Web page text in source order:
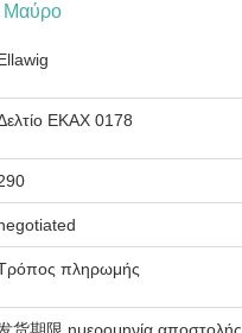
Μαύρο
ΕΚΑΧ 0178
πληρωμής